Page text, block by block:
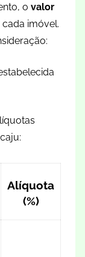
o valor
imóvel.
Alíquota
(%)